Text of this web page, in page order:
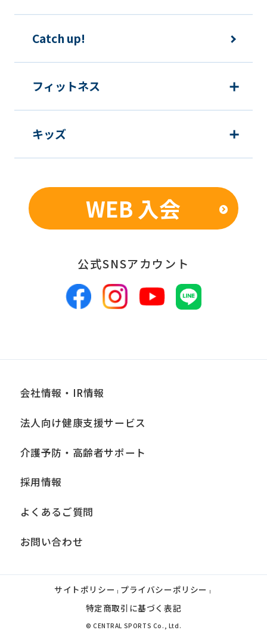
Catch up!
フィットネス
キッズ
WEB 入会
公式SNSアカウント
会社情報・IR情報
法人向け健康支援サービス
介護予防・高齢者サポート
採用情報
よくあるご質問
お問い合わせ
サイトポリシー | プライバシーポリシー |
特定商取引に基づく表記
© CENTRAL SPORTS Co., Ltd.